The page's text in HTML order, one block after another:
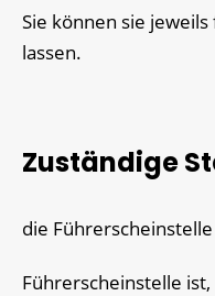
Sie können sie
lassen.
Zuständige
die
Führerscheinstelle ist,